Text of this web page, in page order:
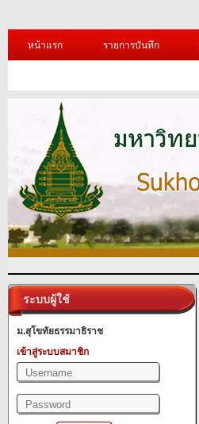
หน้าแรก รายการบันทึก
ระบบผู้ใช้
ม.สุโขทัยธรรมาธิราช
เข้าสู่ระบบสมาชิก